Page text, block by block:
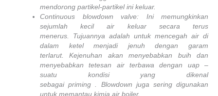
mendorong partikel-partikel ini keluar.
Continuous blowdown valve: Ini memungkinkan
sejumlah kecil air keluar secara terus
menerus. Tujuannya adalah untuk mencegah air di
dalam ketel menjadi jenuh dengan garam
terlarut. Kejenuhan akan menyebabkan buih dan
menyebabkan tetesan air terbawa dengan uap –
suatu kondisi yang dikenal
sebagai priming . Blowdown juga sering digunakan
untuk memantau kimia air boiler.